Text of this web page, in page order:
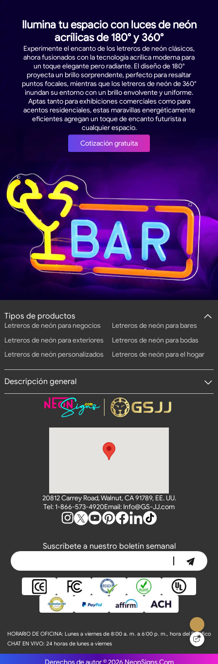
Ilumina tu espacio con luces de neón
acrílicas de 180° y 360°
Experimente el encanto de los letreros de neón clásicos,
ahora fusionados con la tecnología acrílica moderna para
un toque elegante pero radiante. El diseño de 180°
proyecta un brillo sorprendente, perfecto para resaltar
puntos focales, mientras que los letreros de neón de 360°
inundan su entorno con un brillo envolvente y uniforme.
Aptas tanto para exhibiciones comerciales como para
acentos residenciales, estas maravillas energéticamente
eficientes agregan un toque de encanto futurista a
cualquier espacio.
Cotización gratuita
20812 Carrey Road, Walnut, CA 91789, EE. UU.
HORARIO DE OFICINA: Lunes a viernes de 8:00 a. m. a 6:00 p. m., hora del Pacífico
CHAT EN VIVO: 24 horas de lunes a viernes
Tel: 1-866-573-4920Email: Info@GS-JJ.com
Tipos de productos
Letreros de neón para negocios
Letreros de neón para bares
Letreros de neón para exteriores
Letreros de neón para bodas
Letreros de neón personalizados
Letreros de neón para el hogar
Descripción general
Suscríbete a nuestro boletín semanal
Derechos de autor © 2026 NeonSigns.Com